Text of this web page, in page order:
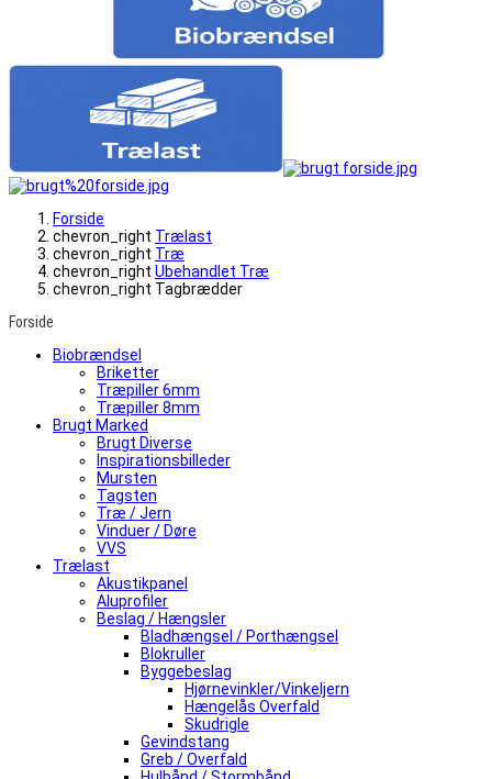
Forside
chevron_right Trælast
chevron_right Træ
chevron_right Ubehandlet Træ
chevron_right Tagbrædder
Forside
Biobrændsel
Briketter
Træpiller 6mm
Træpiller 8mm
Brugt Marked
Brugt Diverse
Inspirationsbilleder
Mursten
Tagsten
Træ / Jern
Vinduer / Døre
VVS
Trælast
Akustikpanel
Aluprofiler
Beslag / Hængsler
Bladhængsel / Porthængsel
Blokruller
Byggebeslag
Hjørnevinkler/Vinkeljern
Hængelås Overfald
Skudrigle
Gevindstang
Greb / Overfald